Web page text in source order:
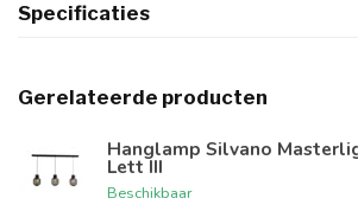
Specificaties
Gerelateerde producten
Hanglamp Silvano
Lett III
Beschikbaar